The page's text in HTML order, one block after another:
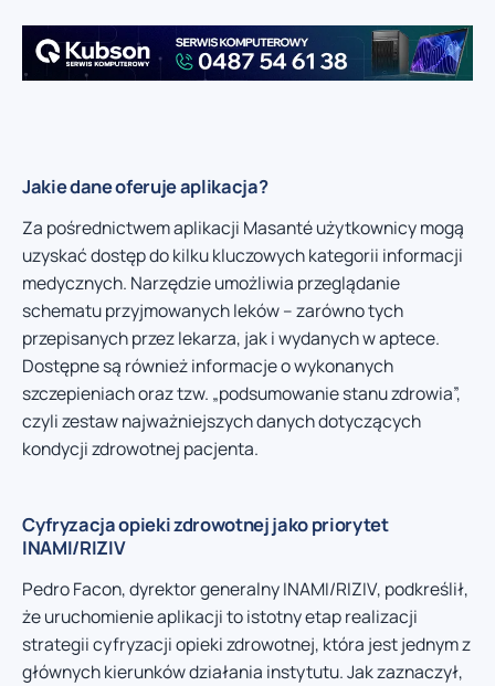
Jakie dane oferuje aplikacja?
Za pośrednictwem aplikacji Masanté użytkownicy mogą
uzyskać dostęp do kilku kluczowych kategorii informacji
medycznych. Narzędzie umożliwia przeglądanie
schematu przyjmowanych leków – zarówno tych
przepisanych przez lekarza, jak i wydanych w aptece.
Dostępne są również informacje o wykonanych
szczepieniach oraz tzw. „podsumowanie stanu zdrowia”,
czyli zestaw najważniejszych danych dotyczących
kondycji zdrowotnej pacjenta.
Cyfryzacja opieki zdrowotnej jako priorytet
INAMI/RIZIV
Pedro Facon, dyrektor generalny INAMI/RIZIV, podkreślił,
że uruchomienie aplikacji to istotny etap realizacji
strategii cyfryzacji opieki zdrowotnej, która jest jednym z
głównych kierunków działania instytutu. Jak zaznaczył,